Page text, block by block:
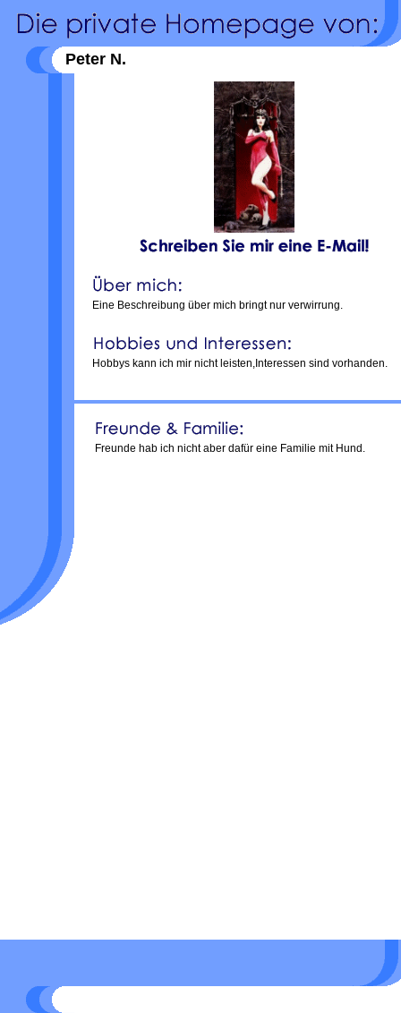
Peter N.
Eine Beschreibung über mich bringt nur verwirrung.
Hobbys kann ich mir nicht leisten,Interessen sind vorhanden.
Freunde hab ich nicht aber dafür eine Familie mit Hund.